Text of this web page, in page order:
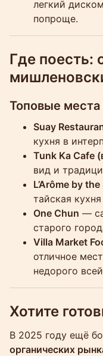
легкий
попроще.
Где поесть:
Топовые места
Suay
кухня в
Tunk Ka Cafe
вид и
L’Arôme by the
тайская
One Chun —
старого
Villa Market
отличное
недорого
Хотите
В 2025 году ещё
органических